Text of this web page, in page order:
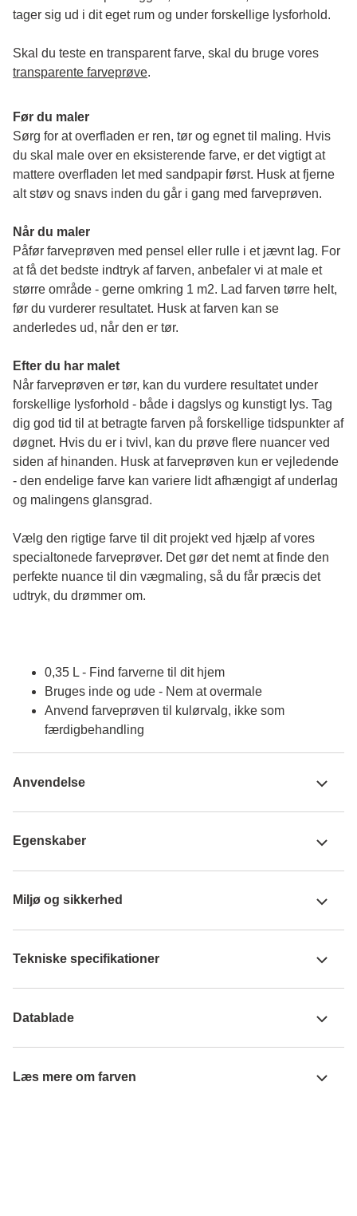
tager sig ud i dit eget rum og under forskellige lysforhold.
transparente farveprøve.
Før du maler
Sørg for at overfladen er ren, tør og egnet til maling. Hvis
du skal male over en eksisterende farve, er det vigtigt at
mattere overfladen let med sandpapir først. Husk at fjerne
alt støv og snavs inden du går i gang med farveprøven.
Når du maler
Påfør farveprøven med pensel eller rulle i et jævnt lag. For
at få det bedste indtryk af farven, anbefaler vi at male et
større område - gerne omkring 1 m2. Lad farven tørre helt,
før du vurderer resultatet. Husk at farven kan se
anderledes ud, når den er tør.
Efter du har malet
Når farveprøven er tør, kan du vurdere resultatet under
forskellige lysforhold - både i dagslys og kunstigt lys. Tag
dig god tid til at betragte farven på forskellige tidspunkter af
døgnet. Hvis du er i tvivl, kan du prøve flere nuancer ved
siden af hinanden. Husk at farveprøven kun er vejledende
- den endelige farve kan variere lidt afhængigt af underlag
og malingens glansgrad.
Vælg den rigtige farve til dit projekt ved hjælp af vores
specialtonede farveprøver. Det gør det nemt at finde den
perfekte nuance til din vægmaling, så du får præcis det
udtryk, du drømmer om.
0,35 L - Find farverne til dit hjem
Bruges inde og ude - Nem at overmale
Anvend farveprøven til kulørvalg, ikke som
færdigbehandling
Anvendelse
Egenskaber
Miljø og sikkerhed
Tekniske specifikationer
Datablade
Læs mere om farven